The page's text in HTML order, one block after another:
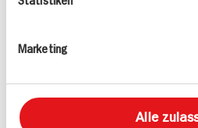
Marketing
Alle
Rezepte
Sortiment
Marktfinder